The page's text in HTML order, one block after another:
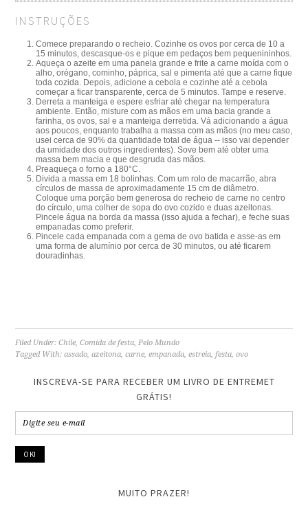
INSTRUÇÕES
Comece preparando o recheio. Cozinhe os ovos por cerca de 10 a
15 minutos, descasque-os e pique em pedaços bem pequenininhos.
Aqueça o azeite em uma panela grande e frite a carne moída com o
alho, orégano, cominho, páprica, sal e pimenta até que a carne fique
toda cozida. Depois, adicione a cebola e cozinhe até a cebola
começar a ficar transparente, cerca de 5 minutos. Tampe e reserve.
Derreta a manteiga e espere esfriar até chegar na temperatura
ambiente. Então, misture com as mãos em uma bacia grande a
farinha, os ovos, sal e a manteiga derretida. Vá adicionando a água
aos poucos, enquanto trabalha a massa com as mãos (no meu caso,
usei cerca de 90% da quantidade total de água -- isso vai depender
da umidade dos outros ingredientes). Sove bem até obter uma
massa bem macia e que desgruda das mãos.
Preaqueça o forno a 180°C.
Divida a massa em 18 bolinhas. Com um rolo de macarrão, abra
círculos de massa de aproximadamente 15 cm de diâmetro.
Coloque uma porção bem generosa do recheio de carne no centro
do círculo, uma colher de sopa do ovo cozido e duas azeitonas.
Pincele água na borda da massa (isso ajuda a fechar), e feche suas
empanadas como preferir.
Pincele cada empanada com a gema de ovo batida e asse-as em
uma forma de alumínio por cerca de 30 minutos, ou até ficarem
douradinhas.
Filed Under:Chile,Comida de festa,Pelo Mundo
Tagged With:assado,azeitona,carne,empanada,estreia,festa,ovo
INSCREVA-SE PARA RECEBER UM LIVRO DE ENTREMET
GRÁTIS!
MUITO PRAZER!